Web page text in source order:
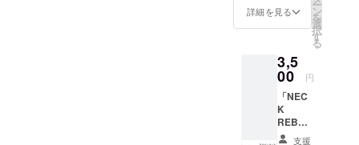
ツイッ
https://x.com
/YURAsama
Takeshi)
タ/yurasama
詳細を見る ー
ン
を
選
択
す
る
3,5
00 円
「NEC
K
REBOO
T」とお
支援